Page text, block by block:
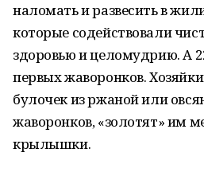
наломать и развесить в
которые содействовали
здоровью и целомудрию. А
первых жаворонков.
булочек из ржаной или
жаворонков, «золотят» им
крылышки.